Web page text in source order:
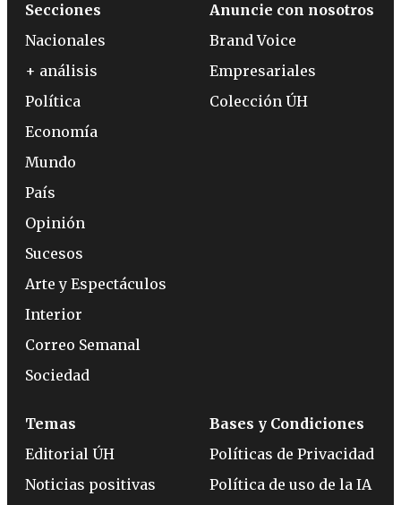
Secciones
Nacionales
+ análisis
Política
Economía
Mundo
País
Opinión
Sucesos
Arte y Espectáculos
Interior
Correo Semanal
Sociedad
Anuncie con nosotros
Brand Voice
Empresariales
Colección ÚH
Temas
Editorial ÚH
Noticias positivas
Bases y Condiciones
Políticas de Privacidad
Política de uso de la IA